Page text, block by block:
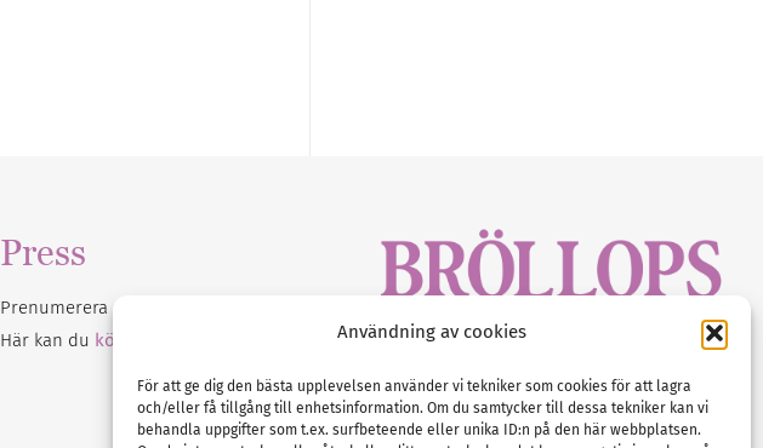
Användning av cookies
För att ge dig den bästa upplevelsen använder vi tekniker som cookies för att lagra
och/eller få tillgång till enhetsinformation. Om du samtycker till dessa tekniker kan vi
behandla uppgifter som t.ex. surfbeteende eller unika ID:n på den här webbplatsen.
Press
Prenumerera på vårt
Här kan du köpa Bröllopsmagasinet
Tel :0522-68 11 90
E-post:info@nordicbridalmedia.com